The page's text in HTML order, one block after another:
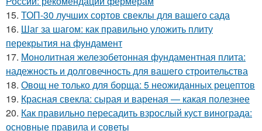
15. ТОП-30 лучших сортов свеклы для вашего сада
16. Шаг за шагом: как правильно уложить плиту
перекрытия на фундамент
17. Монолитная железобетонная фундаментная плита:
надежность и долговечность для вашего строительства
18. Овощ не только для борща: 5 неожиданных рецептов
19. Красная свекла: сырая и вареная — какая полезнее
20. Как правильно пересадить взрослый куст винограда:
основные правила и советы